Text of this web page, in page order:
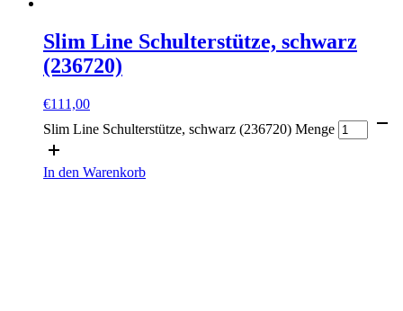
Slim Line Schulterstütze, schwarz
(236720)
€111,00
Slim Line Schulterstütze, schwarz (236720) Menge
In den Warenkorb